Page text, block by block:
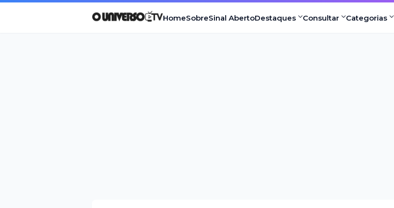
HomeSobreSinal AbertoDestaques Consultar Categorias